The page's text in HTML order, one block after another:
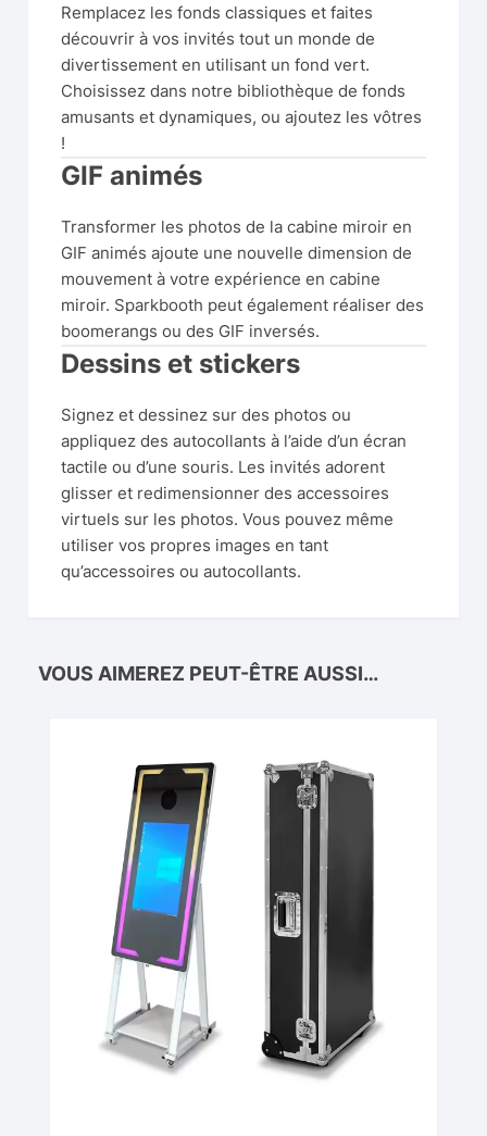
Remplacez les fonds classiques et faites
découvrir à vos invités tout un monde de
divertissement en utilisant un fond vert.
Choisissez dans notre bibliothèque de fonds
amusants et dynamiques, ou ajoutez les vôtres
!
GIF animés
Transformer les photos de la cabine miroir en
GIF animés ajoute une nouvelle dimension de
mouvement à votre expérience en cabine
miroir. Sparkbooth peut également réaliser des
boomerangs ou des GIF inversés.
Dessins et stickers
Signez et dessinez sur des photos ou
appliquez des autocollants à l’aide d’un écran
tactile ou d’une souris. Les invités adorent
glisser et redimensionner des accessoires
virtuels sur les photos. Vous pouvez même
utiliser vos propres images en tant
qu’accessoires ou autocollants.
VOUS AIMEREZ PEUT-ÊTRE AUSSI…